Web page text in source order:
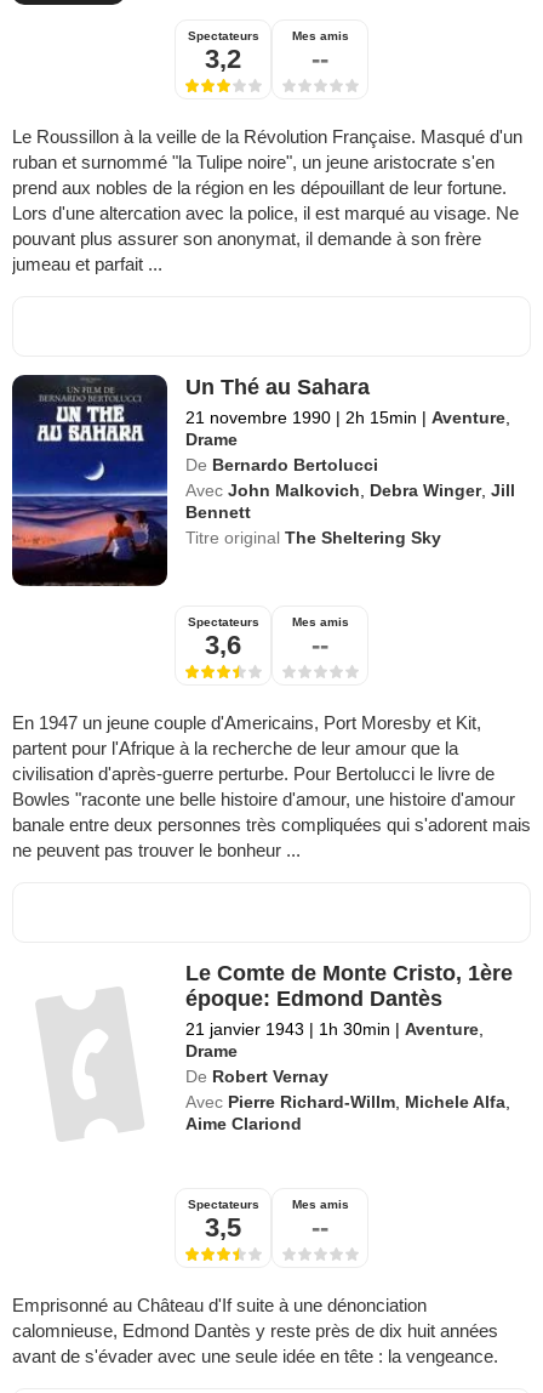
Spectateurs
3,2
Mes amis
--
Le Roussillon à la veille de la Révolution Française. Masqué d'un
ruban et surnommé "la Tulipe noire", un jeune aristocrate s'en
prend aux nobles de la région en les dépouillant de leur fortune.
Lors d'une altercation avec la police, il est marqué au visage. Ne
pouvant plus assurer son anonymat, il demande à son frère
jumeau et parfait ...
Un Thé au Sahara
21 novembre 1990 | 2h 15min | Aventure
Drame
De Bernardo Bertolucci
Avec John Malkovich Debra Winger,Jill
Bennett
Titre originalThe Sheltering Sky
Spectateurs
3,6
Mes amis
--
En 1947 un jeune couple d'Americains, Port Moresby et Kit,
partent pour l'Afrique à la recherche de leur amour que la
civilisation d'après-guerre perturbe. Pour Bertolucci le livre de
Bowles "raconte une belle histoire d'amour, une histoire d'amour
banale entre deux personnes très compliquées qui s'adorent mais
ne peuvent pas trouver le bonheur ...
Le Comte de Monte Cristo, 1ère
époque: Edmond Dantès
21 janvier 1943 | 1h 30min | Aventure
Drame
De Robert Vernay
Avec Pierre Richard-Willm Michele Alfa
Aime Clariond
Spectateurs
3,5
Mes amis
--
Emprisonné au Château d'If suite à une dénonciation
calomnieuse, Edmond Dantès y reste près de dix huit années
avant de s'évader avec une seule idée en tête : la vengeance.